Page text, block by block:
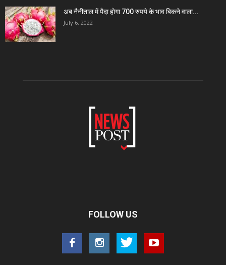
अब नैनीताल में पैदा होगा 700 रुपये के भाव बिकने वाला...
July 6, 2022
FOLLOW US